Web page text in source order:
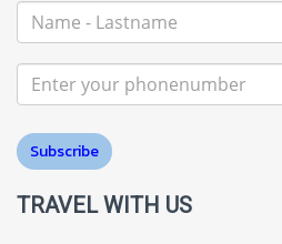
Subscribe
TRAVEL WITH US